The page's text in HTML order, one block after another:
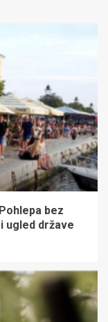
bez
ugled države